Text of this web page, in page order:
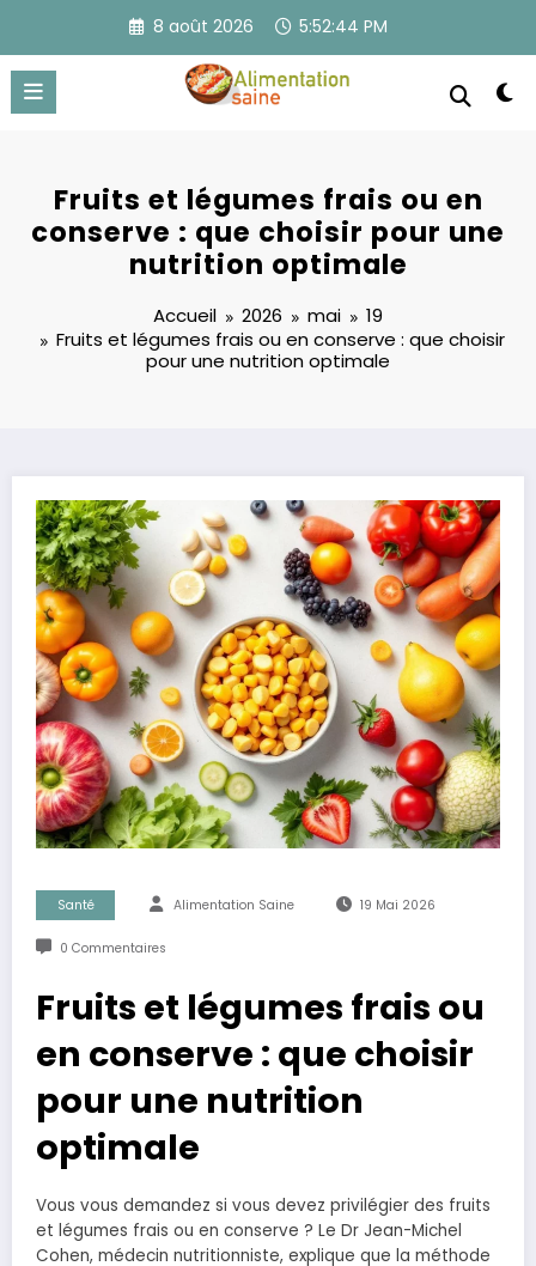
contenu
8 août 2026 5:52:44 PM
Fruits et légumes frais ou en
conserve : que choisir pour une
nutrition optimale
Accueil 2026 mai
19
Fruits et légumes frais ou en conserve : que choisir
pour une nutrition optimale
Santé Alimentation Saine 19 Mai 2026
0 Commentaires
Fruits et légumes frais ou
en conserve : que choisir
pour une nutrition
optimale
Vous vous demandez si vous devez privilégier des fruits
et légumes frais ou en conserve ? Le Dr Jean-Michel
Cohen, médecin nutritionniste, explique que la méthode